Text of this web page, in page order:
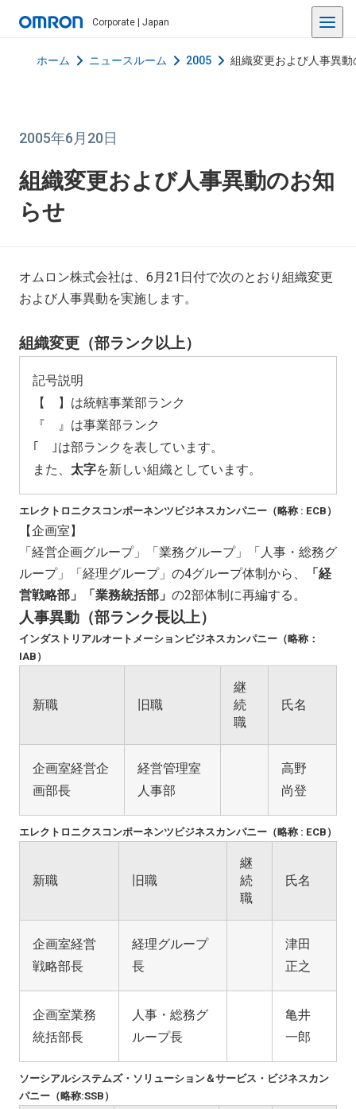
Corporate | Japan
ホーム ニュースルーム 2005 組織変更および人事異
2005年6月20日
組織変更および人事異動のお知
らせ
オムロン株式会社は、6月21日付で次のとおり組織変更
および人事異動を実施します。
組織変更（部ランク以上）
記号説明
【 】は統轄事業部ランク
『 』は事業部ランク
｢ ｣は部ランクを表しています。
また、 太字を新しい組織としています。
エレクトロニクスコンポーネンツビジネスカンパニー（略称 : ECB）
【企画室】
「経営企画グループ」「業務グループ」「人事・総務グ
ループ」「経理グループ」の4グループ体制から、
「経
営戦略部」「業務統括部」 の2部体制に再編する。
人事異動（部ランク長以上）
インダストリアルオートメーションビジネスカンパニー（略称：
IAB）
新職 旧職
継
続
職
氏名
企画室経営企
画部長
経営管理室
人事部
高野
尚登
エレクトロニクスコンポーネンツビジネスカンパニー（略称 : ECB）
新職 旧職
継
続
職
氏名
企画室経営
戦略部長
経理グループ
長
津田
正之
企画室業務
統括部長
人事・総務グ
ループ長
亀井
一郎
ソーシアルシステムズ・ソリューション＆サービス・ビジネスカン
パニー（略称:SSB）